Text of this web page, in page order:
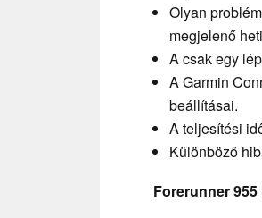
Olyan
megjelenő
A csak egy
A Garmin
beállításai.
A teljesítési
Különböző
Forerunner